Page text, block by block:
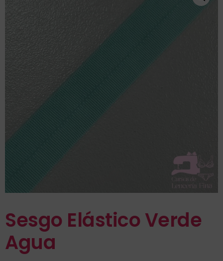
Sesgo Elástico Verde
Agua